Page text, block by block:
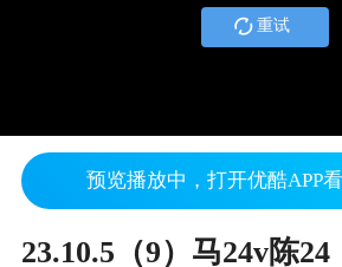
重试
预览播放中，打开优酷APP